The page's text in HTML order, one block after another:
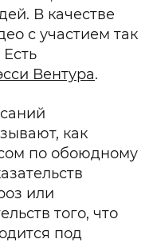
В качестве
с участием так
Вентура.
как
по обоюдному
или
того, что
под